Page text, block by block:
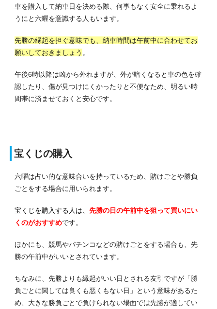
車を購入して納車日を決める際、何事もなく安全に乗れるよ
うにと六曜を意識する人もいます。
先勝の縁起を担ぐ意味でも、納車時間は午前中に合わせてお
願いしておきましょう 。
午後6時以降は凶から外れますが、外が暗くなると車の色を確
認したり、傷が見つけにくかったりと不便なため、明るい時
間帯に済ませておくと安心です。
宝くじの購入
六曜は占い的な意味合いを持っているため、賭けごとや勝負
ごとをする場合に用いられます。
宝くじを購入する人は、 先勝の日の午前中を狙って買いにい
く のがおすすめです。
ほかにも、競馬やパチンコなどの賭けごとをする場合も、先
勝の午前中がいいとされています。
ちなみに、先勝よりも縁起がいい日とされる友引ですが「勝
負ごとに関しては良くも悪くもない日」という意味があるた
め、大きな勝負ごとで負けられない場面では先勝が適してい